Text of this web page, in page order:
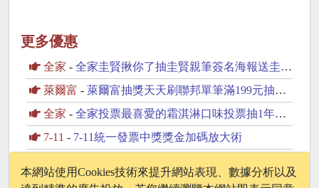
更多優惠
全家 - 全家圭賢揪你了抽圭賢親筆簽名海報送圭賢小卡杯墊
萊爾富 - 萊爾富抽獎天天刷聯邦單筆滿199元抽黃金豆
全家 - 全家投票最喜愛的霜淇淋口味投票抽1年份霜淇淋
7-11 - 7-11統一發票中獎獎金加碼放大術
本網站使用Cookies技術來提升網站表現、數據分析以及